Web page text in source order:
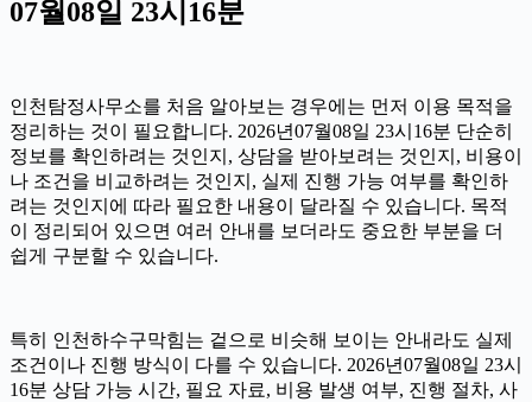
07월08일 23시16분
인천탐정사무소를 처음 알아보는 경우에는 먼저 이용 목적을
정리하는 것이 필요합니다. 2026년07월08일 23시16분 단순히
정보를 확인하려는 것인지, 상담을 받아보려는 것인지, 비용이
나 조건을 비교하려는 것인지, 실제 진행 가능 여부를 확인하
려는 것인지에 따라 필요한 내용이 달라질 수 있습니다. 목적
이 정리되어 있으면 여러 안내를 보더라도 중요한 부분을 더
쉽게 구분할 수 있습니다.
특히 인천하수구막힘는 겉으로 비슷해 보이는 안내라도 실제
조건이나 진행 방식이 다를 수 있습니다. 2026년07월08일 23시
16분 상담 가능 시간, 필요 자료, 비용 발생 여부, 진행 절차, 사